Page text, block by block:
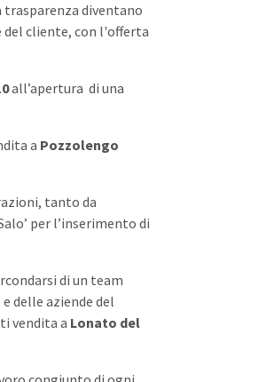
trasparenza diventano
del cliente, con l'offerta
all’apertura di una
a Pozzolengo
tanto da
per l’inserimento di
di un team
delle aziende del
vendita a Lonato del